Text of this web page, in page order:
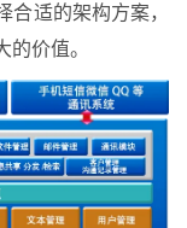
合适的架构方案，
价值。